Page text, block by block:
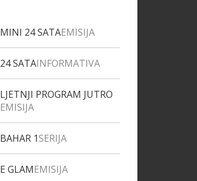
MINI 24 SATAEMISIJA
24 SATAINFORMATIVA
LJETNJI PROGRAM JUTRO
EMISIJA
BAHAR 1SERIJA
E GLAMEMISIJA